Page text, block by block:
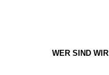
WER SIND WIR